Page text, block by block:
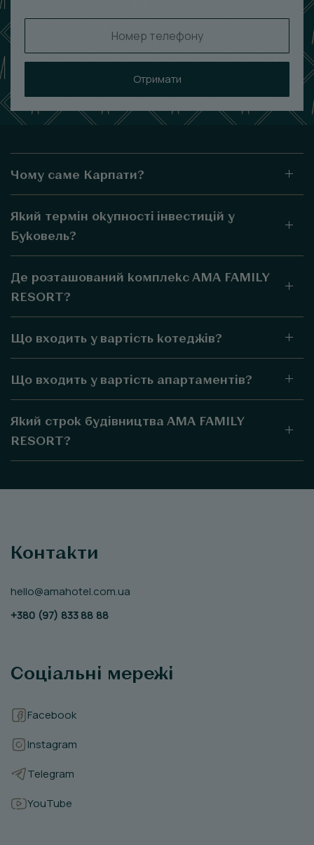
Отримати
Чому саме Карпати?
Який термін окупності інвестицій у
Буковель?
Де розташований комплекс AMA FAMILY
RESORT?
Що входить у вартість котеджів?
Що входить у вартість апартаментів?
Який строк будівництва AMA FAMILY
RESORT?
Контакти
hello@amahotel.com.ua
+380 (97) 833 88 88
Соціальні мережі
Facebook
Instagram
Telegram
YouTube